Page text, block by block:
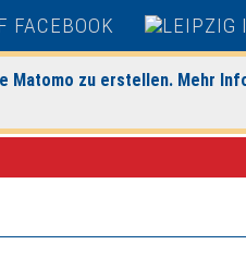
zu erstellen. Mehr